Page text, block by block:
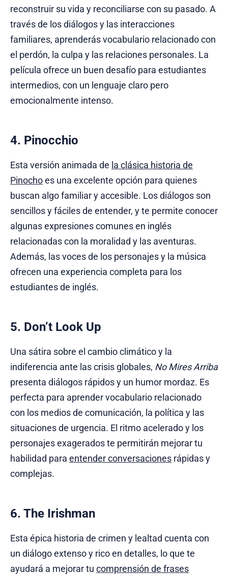
reconstruir su vida y reconciliarse con su pasado. A
través de los diálogos y las interacciones
familiares, aprenderás vocabulario relacionado con
el perdón, la culpa y las relaciones personales. La
película ofrece un buen desafío para estudiantes
intermedios, con un lenguaje claro pero
emocionalmente intenso.
4. Pinocchio
Esta versión animada de la clásica historia de
Pinochoes una excelente opción para quienes
buscan algo familiar y accesible. Los diálogos son
sencillos y fáciles de entender, y te permite conocer
algunas expresiones comunes en inglés
relacionadas con la moralidad y las aventuras.
Además, las voces de los personajes y la música
ofrecen una experiencia completa para los
estudiantes de inglés.
5. Don’t Look Up
Una sátira sobre el cambio climático y la
indiferencia ante las crisis globales, No Mires Arriba
presenta diálogos rápidos y un humor mordaz. Es
perfecta para aprender vocabulario relacionado
con los medios de comunicación, la política y las
situaciones de urgencia. El ritmo acelerado y los
personajes exagerados te permitirán mejorar tu
habilidad para entender conversaciones rápidas y
complejas.
6. The Irishman
Esta épica historia de crimen y lealtad cuenta con
un diálogo extenso y rico en detalles, lo que te
ayudará a mejorar tu comprensión de frases